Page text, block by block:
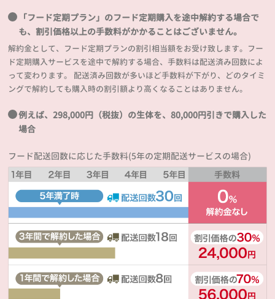
「フード定期プラン」のフード定期購入を途中解約する場合で
も、割引価格以上の手数料がかかることはございません。
解約金として、フード定期プランの割引相当額をお受け致します。フー
ド定期購入サービスを途中で解約する場合、手数料は配送済み回数によ
って変わります。 配送済み回数が多いほど手数料が下がり、どのタイミ
ングで解約しても購入時の割引額より高くなることはありません。
例えば、298,000円（税抜）の生体を、80,000円引きで購入した
場合
フード配送回数に応じた手数料(5年の定期配送サービスの場合)